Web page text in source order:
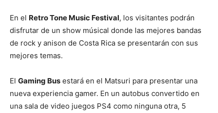
En el Retro Tone Music Festival, los visitantes podrán
disfrutar de un show músical donde las mejores bandas
de rock y anison de Costa Rica se presentarán con sus
mejores temas.
El Gaming Bus estará en el Matsuri para presentar una
nueva experiencia gamer. En un autobus convertido en
una sala de video juegos PS4 como ninguna otra, 5